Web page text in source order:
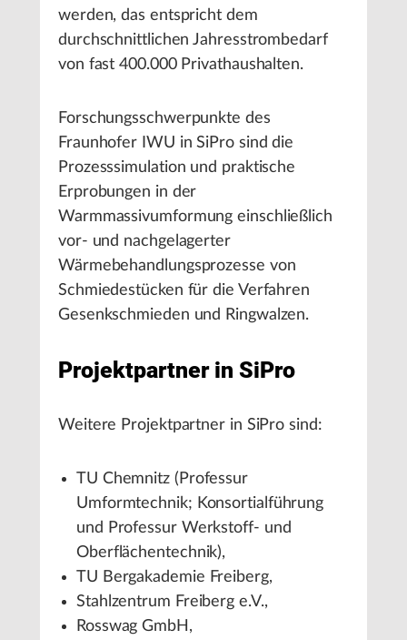
werden, das entspricht dem
durchschnittlichen Jahresstrombedarf
von fast 400.000 Privathaushalten.
Forschungsschwerpunkte des
Fraunhofer IWU in SiPro sind die
Prozesssimulation und praktische
Erprobungen in der
Warmmassivumformung einschließlich
vor- und nachgelagerter
Wärmebehandlungsprozesse von
Schmiedestücken für die Verfahren
Gesenkschmieden und Ringwalzen.
Projektpartner in SiPro
Weitere Projektpartner in SiPro sind:
TU Chemnitz (Professur
Umformtechnik; Konsortialführung
und Professur Werkstoff- und
Oberflächentechnik),
TU Bergakademie Freiberg,
Stahlzentrum Freiberg e.V.,
Rosswag GmbH,